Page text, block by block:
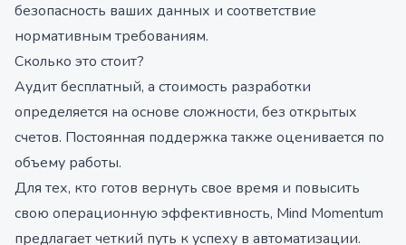
безопасность ваших данных и соответствие
нормативным требованиям.
Сколько это стоит?
Аудит бесплатный, а стоимость разработки
определяется на основе сложности, без открытых
счетов. Постоянная поддержка также оценивается по
объему работы.
Для тех, кто готов вернуть свое время и повысить
свою операционную эффективность, Mind Momentum
предлагает четкий путь к успеху в автоматизации.